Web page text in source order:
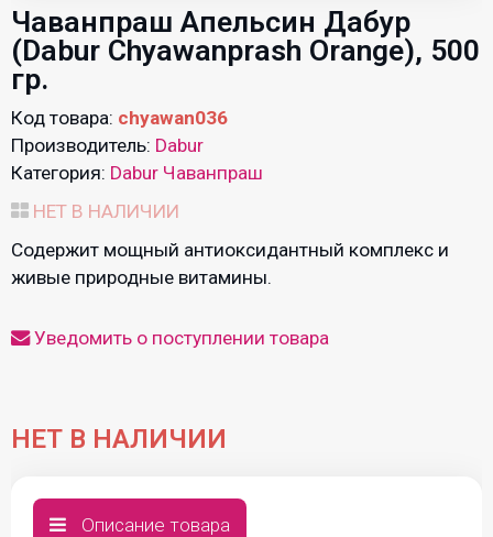
Чаванпраш Апельсин Дабур
(Dabur Chyawanprash Orange), 500
гр.
Код товара: chyawan036
Производитель: Dabur
Категория: Dabur Чаванпраш
НЕТ В НАЛИЧИИ
Содержит мощный антиоксидантный комплекс и
живые природные витамины.
Уведомить о поступлении товара
НЕТ В НАЛИЧИИ
Описание товара